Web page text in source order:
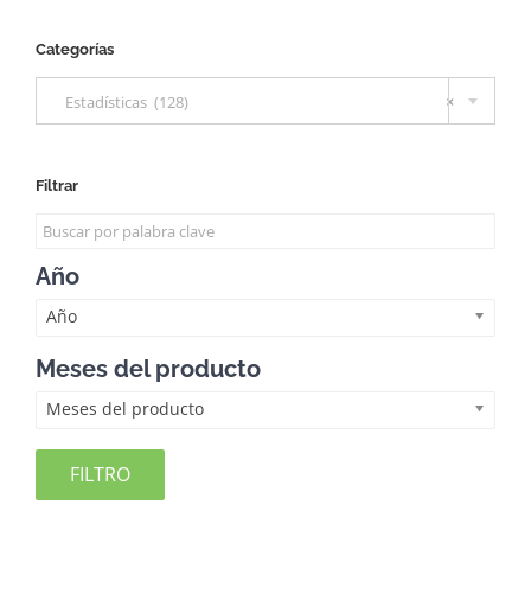
Categorías
×
Estadísticas (128)
Filtrar
Año
Año
Meses del producto
Meses del producto
FILTRO